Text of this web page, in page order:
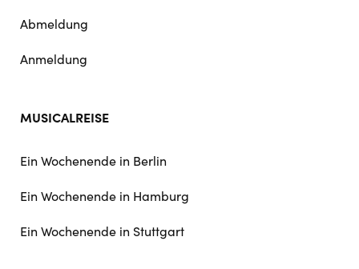
Abmeldung
Anmeldung
MUSICALREISE
Ein Wochenende in Berlin
Ein Wochenende in Hamburg
Ein Wochenende in Stuttgart